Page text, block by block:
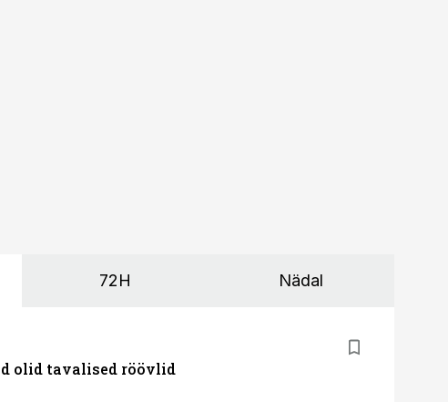
72H Nädal
olid tavalised röövlid